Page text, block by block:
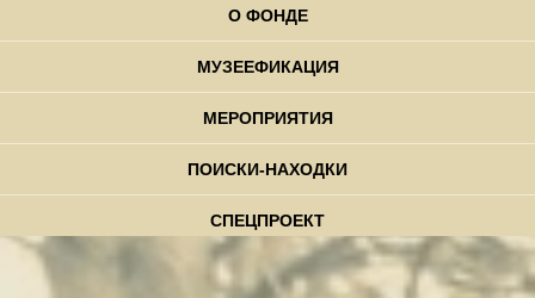
О ФОНДЕ
МУЗЕЕФИКАЦИЯ
МЕРОПРИЯТИЯ
ПОИСКИ-НАХОДКИ
СПЕЦПРОЕКТ